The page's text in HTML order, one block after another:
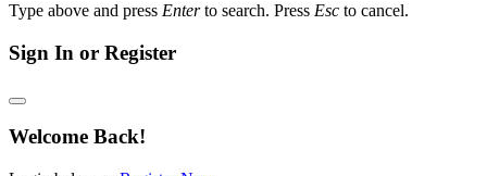
Type above and press Enterto search. Press Esc to cancel.
Sign In or Register
Welcome Back!